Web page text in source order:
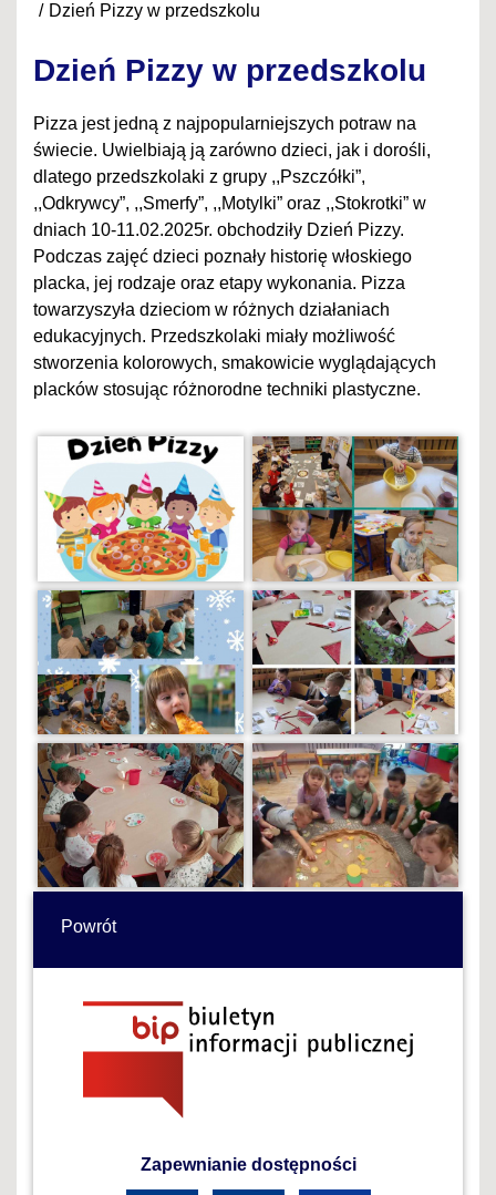
Dzień Pizzy w przedszkolu
Dzień Pizzy w przedszkolu
Pizza jest jedną z najpopularniejszych potraw na
świecie. Uwielbiają ją zarówno dzieci, jak i dorośli,
dlatego przedszkolaki z grupy ,,Pszczółki”,
,,Odkrywcy”, ,,Smerfy”, ,,Motylki” oraz ,,Stokrotki” w
dniach 10-11.02.2025r. obchodziły Dzień Pizzy.
Podczas zajęć dzieci poznały historię włoskiego
placka, jej rodzaje oraz etapy wykonania. Pizza
towarzyszyła dzieciom w różnych działaniach
edukacyjnych. Przedszkolaki miały możliwość
stworzenia kolorowych, smakowicie wyglądających
placków stosując różnorodne techniki plastyczne.
Powrót
Zapewnianie dostępności